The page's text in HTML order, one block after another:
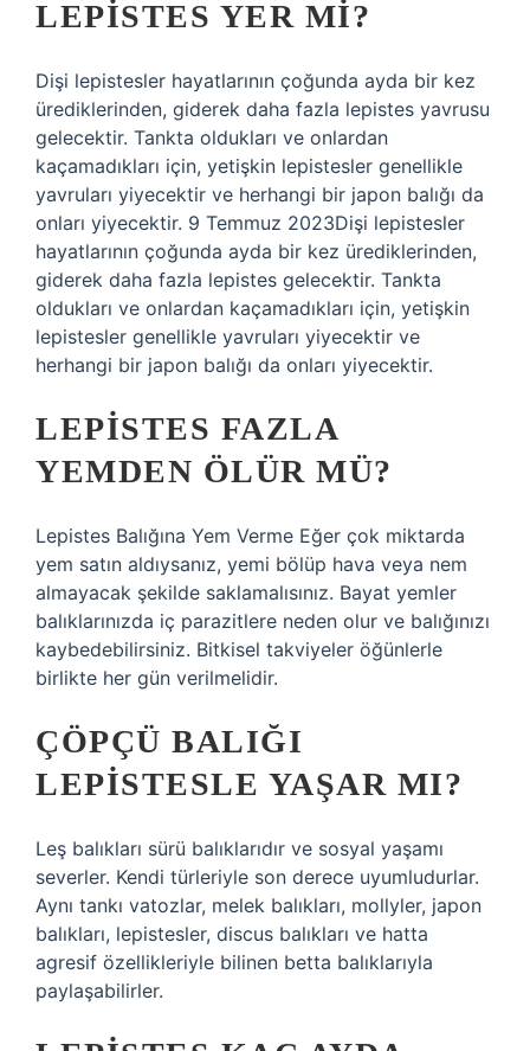
LEPISTES YER MI?
Dişi lepistesler hayatlarının çoğunda ayda bir kez
ürediklerinden, giderek daha fazla lepistes yavrusu
gelecektir. Tankta oldukları ve onlardan
kaçamadıkları için, yetişkin lepistesler genellikle
yavruları yiyecektir ve herhangi bir japon balığı da
onları yiyecektir. 9 Temmuz 2023Dişi lepistesler
hayatlarının çoğunda ayda bir kez ürediklerinden,
giderek daha fazla lepistes gelecektir. Tankta
oldukları ve onlardan kaçamadıkları için, yetişkin
lepistesler genellikle yavruları yiyecektir ve
herhangi bir japon balığı da onları yiyecektir.
LEPISTES FAZLA
YEMDEN ÖLÜR MÜ?
Lepistes Balığına Yem Verme Eğer çok miktarda
yem satın aldıysanız, yemi bölüp hava veya nem
almayacak şekilde saklamalısınız. Bayat yemler
balıklarınızda iç parazitlere neden olur ve balığınızı
kaybedebilirsiniz. Bitkisel takviyeler öğünlerle
birlikte her gün verilmelidir.
ÇÖPÇÜ BALIĞI
LEPISTESLE YAŞAR MI?
Leş balıkları sürü balıklarıdır ve sosyal yaşamı
severler. Kendi türleriyle son derece uyumludurlar.
Aynı tankı vatozlar, melek balıkları, mollyler, japon
balıkları, lepistesler, discus balıkları ve hatta
agresif özellikleriyle bilinen betta balıklarıyla
paylaşabilirler.